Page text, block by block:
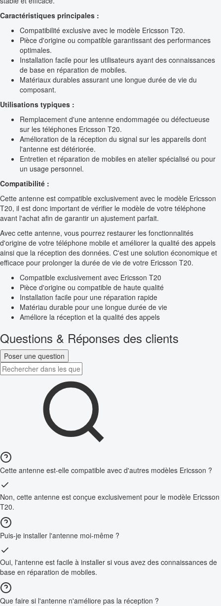
Caractéristiques principales :
Compatibilité exclusive avec le modèle Ericsson T20.
Pièce d'origine ou compatible garantissant des performances
optimales.
Installation facile pour les utilisateurs ayant des connaissances
de base en réparation de mobiles.
Matériaux durables assurant une longue durée de vie du
composant.
Utilisations typiques :
Remplacement d'une antenne endommagée ou défectueuse
sur les téléphones Ericsson T20.
Amélioration de la réception du signal sur les appareils dont
l'antenne est détériorée.
Entretien et réparation de mobiles en atelier spécialisé ou pour
un usage personnel.
Compatibilité :
Cette antenne est compatible exclusivement avec le modèle Ericsson
T20, il est donc important de vérifier le modèle de votre téléphone
avant l'achat afin de garantir un ajustement parfait.
Avec cette antenne, vous pourrez restaurer les fonctionnalités
d'origine de votre téléphone mobile et améliorer la qualité des appels
ainsi que la réception des données. C'est une solution économique et
efficace pour prolonger la durée de vie de votre Ericsson T20.
Compatible exclusivement avec Ericsson T20
Pièce d'origine ou compatible de haute qualité
Installation facile pour une réparation rapide
Matériau durable pour une longue durée de vie
Améliore la réception et la qualité des appels
Questions & Réponses des clients
Poser une question
Cette antenne est-elle compatible avec d'autres modèles Ericsson ?
Non, cette antenne est conçue exclusivement pour le modèle Ericsson
T20.
Puis-je installer l'antenne moi-même ?
Oui, l'antenne est facile à installer si vous avez des connaissances de
base en réparation de mobiles.
Que faire si l'antenne n'améliore pas la réception ?